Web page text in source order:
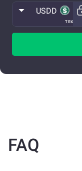
TRX
USDD
FAQ